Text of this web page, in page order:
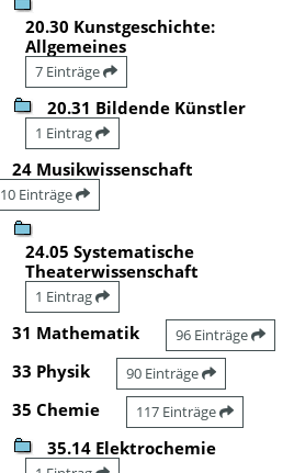
20.30 Kunstgeschichte:
Allgemeines
7 Einträge
20.31 Bildende Künstler
1 Eintrag
24 Musikwissenschaft
10 Einträge
24.05 Systematische
Theaterwissenschaft
1 Eintrag
31 Mathematik 96 Einträge
33 Physik 90 Einträge
35 Chemie 117 Einträge
35.14 Elektrochemie